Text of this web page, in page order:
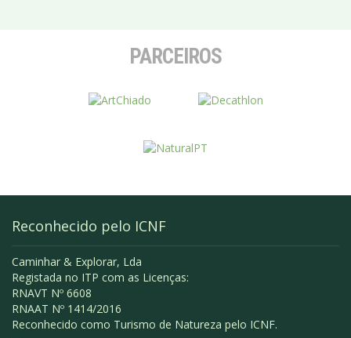
PARCEIROS
Reconhecido pelo ICNF
Caminhar & Explorar, Lda
Registada no ITP com as Licenças:
RNAVT Nº 6608
RNAAT Nº 1414/2016
Reconhecido como Turismo de Natureza pelo ICNF.